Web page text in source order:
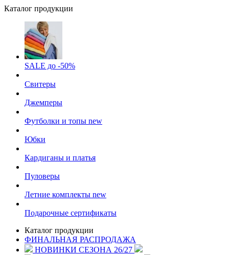
Каталог продукции
SALE до -50%
Свитеры
Джемперы
Футболки и топы new
Юбки
Кардиганы и платья
Пуловеры
Летние комплекты new
Подарочные сертификаты
Каталог продукции
ФИНАЛЬНАЯ РАСПРОДАЖА
НОВИНКИ СЕЗОНА 26/27